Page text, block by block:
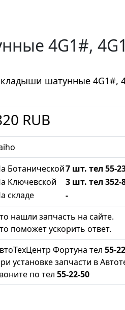
4G1#,
шатунные 4G1#,
RUB
Ботанической7 шт. тел 55-
Ключевской
3 шт. тел 352-
складе
-
нашли запчасть на сайте.
поможет ускорить ответ.
Фортуна тел 55-
установке запчасти в
по тел 55-22-50